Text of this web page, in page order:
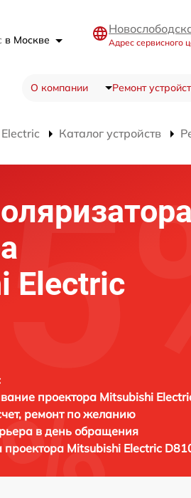
в Москве Адрес сервисного
О компании Ремонт
Каталог устройств
Electric
проектора Mitsubishi
ремонт по желанию
в день обращения
проектора Mitsubishi Electric